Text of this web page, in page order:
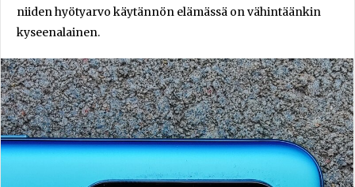
niiden hyötyarvo käytännön elämässä on vähintäänkin
kyseenalainen.